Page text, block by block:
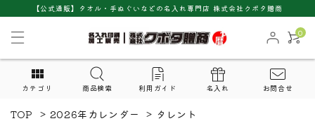
【公式通販】タオル・手ぬぐいなどの名入れ専門店 株式会社クボタ贈商
0
カテゴリ 商品検索 利用ガイド 名入れ お問合せ
TOP > 2026年カレンダー > タレント